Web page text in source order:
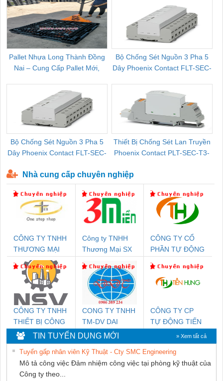
Pallet Nhựa Long Thành Đồng
Nai – Cung Cấp Pallet Mới,
Bộ Chống Sét Nguồn 3 Pha 5
Dây Phoenix Contact FLT-SEC-
Bộ Chống Sét Nguồn 3 Pha 5
Dây Phoenix Contact FLT-SEC-
Thiết Bị Chống Sét Lan Truyền
Phoenix Contact PLT-SEC-T3-
Nhà cung cấp chuyên nghiệp
CÔNG TY TNHH
THƯƠNG MẠI
THIÊN ÂN VIỆT
NAM
Công ty TNHH
Thương Mại SX
CÔNG TY CỔ
PHẦN TỰ ĐỘNG
CÔNG TY TNHH
THIẾT BỊ CÔNG
NGHIỆP NIHON
SETSUBI VIỆT
NAM
CONG TY TNHH
TM-DV DAI
DONG THANH
CÔNG TY CP
TỰ ĐỘNG TIẾN
TIN TUYỂN DỤNG MỚI » Xem tất cả
Tuyển gấp nhân viên Kỹ Thuật - Cty SMC Engineering
Mô tả công việc Đảm nhiệm công việc tại phòng kỹ thuật của
Công ty theo...